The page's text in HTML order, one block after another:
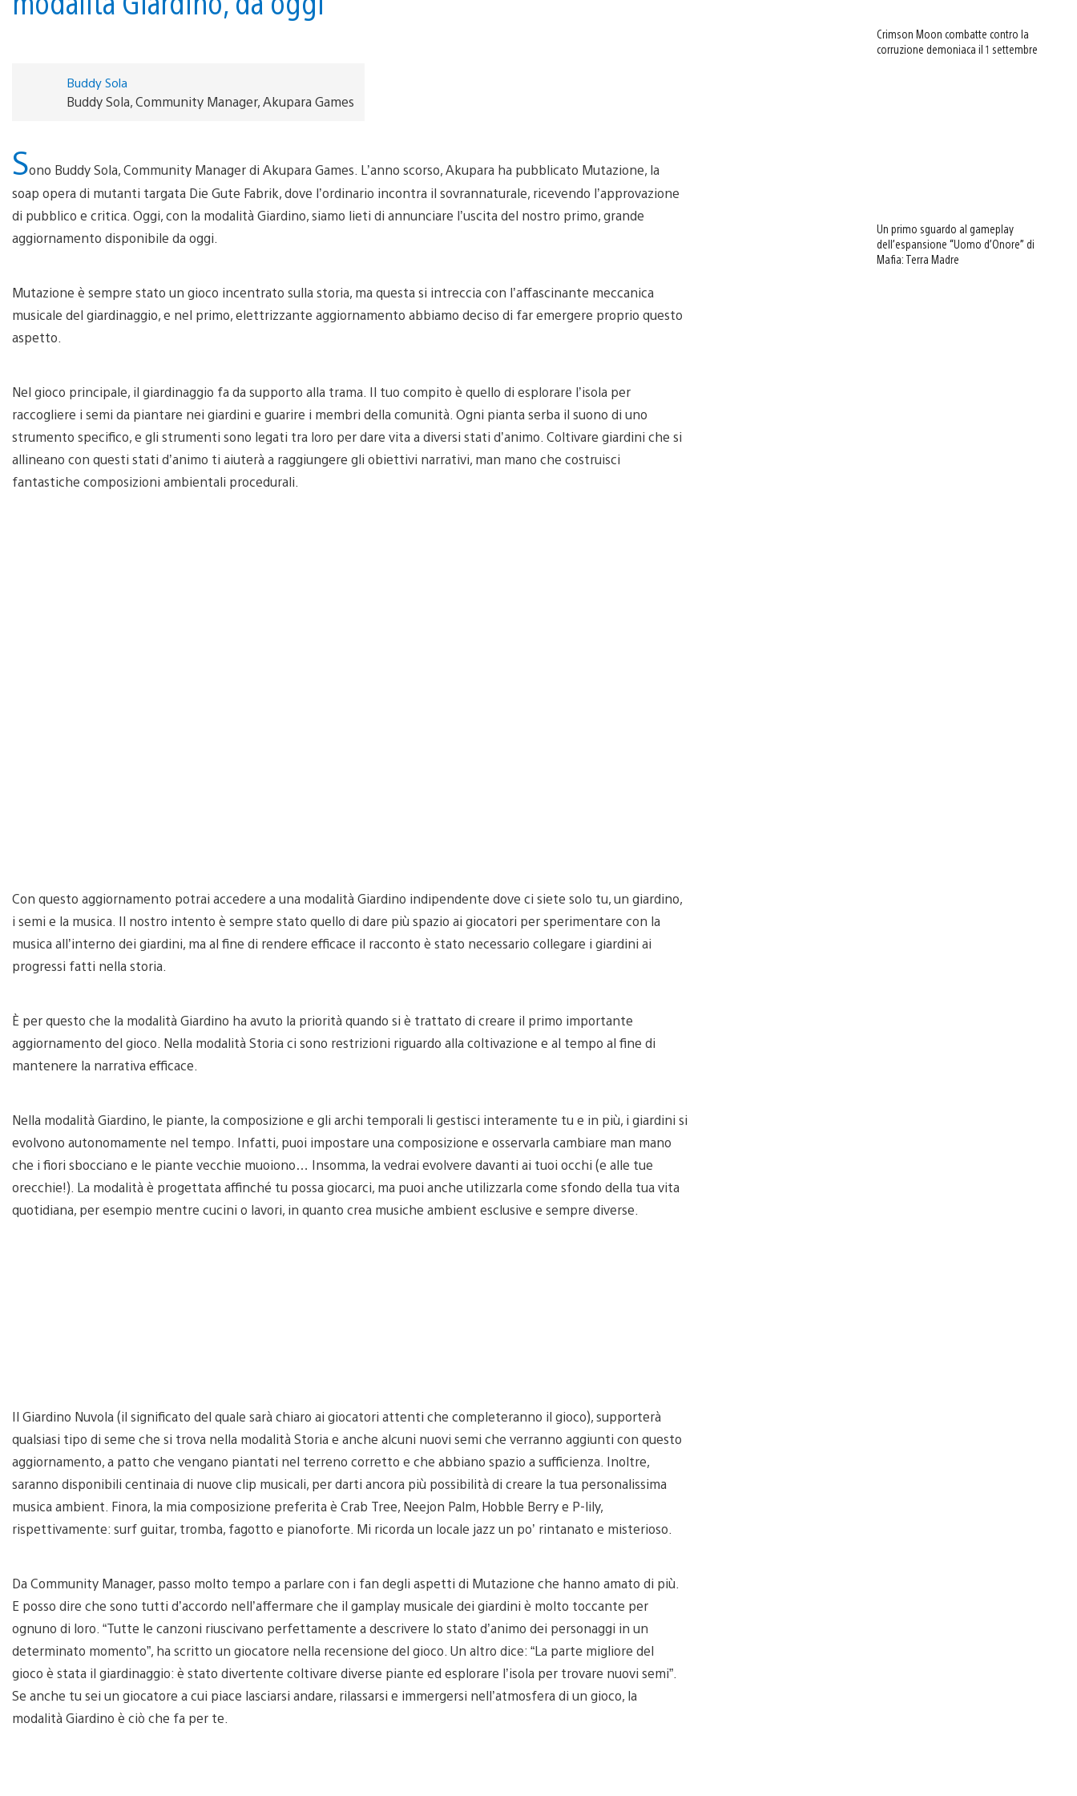
Buddy Sola
Buddy Sola, Community Manager, Akupara Games
Sono Buddy Sola, Community Manager di Akupara Games. L’anno scorso, Akupara ha pubblicato Mutazione, la
soap opera di mutanti targata Die Gute Fabrik, dove l’ordinario incontra il sovrannaturale, ricevendo l’approvazione
di pubblico e critica. Oggi, con la modalità Giardino, siamo lieti di annunciare l’uscita del nostro primo, grande
aggiornamento disponibile da oggi.
Mutazione è sempre stato un gioco incentrato sulla storia, ma questa si intreccia con l’affascinante meccanica
musicale del giardinaggio, e nel primo, elettrizzante aggiornamento abbiamo deciso di far emergere proprio questo
aspetto.
Nel gioco principale, il giardinaggio fa da supporto alla trama. Il tuo compito è quello di esplorare l’isola per
raccogliere i semi da piantare nei giardini e guarire i membri della comunità. Ogni pianta serba il suono di uno
strumento specifico, e gli strumenti sono legati tra loro per dare vita a diversi stati d’animo. Coltivare giardini che si
allineano con questi stati d’animo ti aiuterà a raggiungere gli obiettivi narrativi, man mano che costruisci
fantastiche composizioni ambientali procedurali.
Con questo aggiornamento potrai accedere a una modalità Giardino indipendente dove ci siete solo tu, un giardino,
i semi e la musica. Il nostro intento è sempre stato quello di dare più spazio ai giocatori per sperimentare con la
musica all’interno dei giardini, ma al fine di rendere efficace il racconto è stato necessario collegare i giardini ai
progressi fatti nella storia.
È per questo che la modalità Giardino ha avuto la priorità quando si è trattato di creare il primo importante
aggiornamento del gioco. Nella modalità Storia ci sono restrizioni riguardo alla coltivazione e al tempo al fine di
mantenere la narrativa efficace.
Nella modalità Giardino, le piante, la composizione e gli archi temporali li gestisci interamente tu e in più, i giardini si
evolvono autonomamente nel tempo. Infatti, puoi impostare una composizione e osservarla cambiare man mano
che i fiori sbocciano e le piante vecchie muoiono… Insomma, la vedrai evolvere davanti ai tuoi occhi (e alle tue
orecchie!). La modalità è progettata affinché tu possa giocarci, ma puoi anche utilizzarla come sfondo della tua vita
quotidiana, per esempio mentre cucini o lavori, in quanto crea musiche ambient esclusive e sempre diverse.
Il Giardino Nuvola (il significato del quale sarà chiaro ai giocatori attenti che completeranno il gioco), supporterà
qualsiasi tipo di seme che si trova nella modalità Storia e anche alcuni nuovi semi che verranno aggiunti con questo
aggiornamento, a patto che vengano piantati nel terreno corretto e che abbiano spazio a sufficienza. Inoltre,
saranno disponibili centinaia di nuove clip musicali, per darti ancora più possibilità di creare la tua personalissima
musica ambient. Finora, la mia composizione preferita è Crab Tree, Neejon Palm, Hobble Berry e P-lily,
rispettivamente: surf guitar, tromba, fagotto e pianoforte. Mi ricorda un locale jazz un po’ rintanato e misterioso.
Da Community Manager, passo molto tempo a parlare con i fan degli aspetti di Mutazione che hanno amato di più.
E posso dire che sono tutti d’accordo nell’affermare che il gamplay musicale dei giardini è molto toccante per
ognuno di loro. “Tutte le canzoni riuscivano perfettamente a descrivere lo stato d’animo dei personaggi in un
determinato momento”, ha scritto un giocatore nella recensione del gioco. Un altro dice: “La parte migliore del
gioco è stata il giardinaggio: è stato divertente coltivare diverse piante ed esplorare l’isola per trovare nuovi semi”.
Se anche tu sei un giocatore a cui piace lasciarsi andare, rilassarsi e immergersi nell’atmosfera di un gioco, la
modalità Giardino è ciò che fa per te.
Crimson Moon combatte contro la
corruzione demoniaca il 1 settembre
Un primo sguardo al gameplay
dell’espansione “Uomo d’Onore” di
Mafia: Terra Madre